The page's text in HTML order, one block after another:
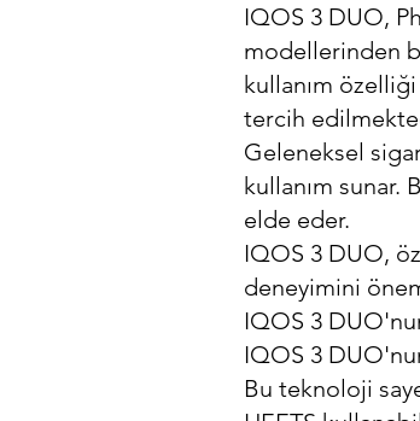
IQOS 3 DUO,
modellerinden
kullanım
tercih
Geleneksel
kullanım sunar.
elde eder.
IQOS 3 DUO,
deneyimini
IQOS 3
IQOS 3
Bu teknoloji